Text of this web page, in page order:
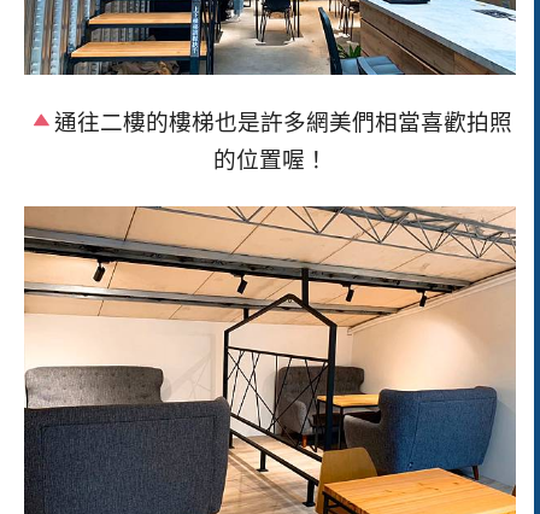
通往二樓的樓梯也是許多網美們相當喜歡拍照
的位置喔！